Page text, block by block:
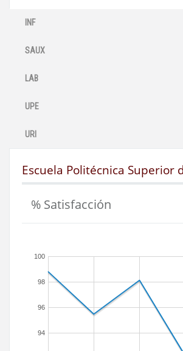
INF
SAUX
LAB
UPE
URI
Escuela Politécnica Superior
% Satisfacción
94
96
98
100